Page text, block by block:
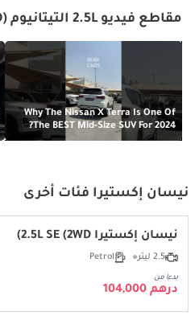
مقاطع فيديو 2.5L التيتانيوم (2WD) نيسان إكستيرا
Why The Nissan X Terra Is One Of
The BEST Mid-Size SUV For 2024?
نيسان إكستيرا فئات أخرى
نيسان إكستيرا 2.5L SE (2WD)
2.5 ليتر Petrol
بدءا من
درهم 104,000